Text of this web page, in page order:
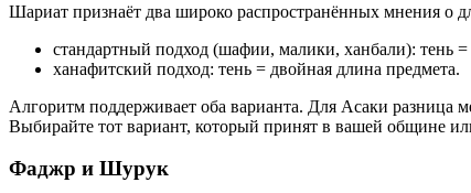
Шариат признаёт два широко распространённых мнения о
стандартный подход (шафии, малики, ханбали): тень =
ханафитский подход: тень = двойная длина предмета.
Алгоритм поддерживает оба варианта. Для Асаки разница
Выбирайте тот вариант, который принят в вашей общине
Фаджр и Шурук